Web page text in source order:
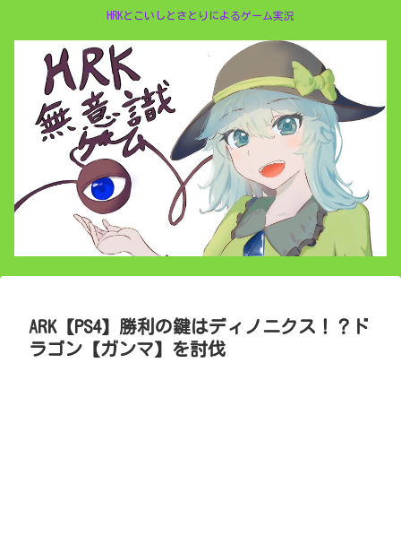
HRKとこいしとさとりによるゲーム実況
ARK【PS4】勝利の鍵はディノニクス！？ド
ラゴン【ガンマ】を討伐